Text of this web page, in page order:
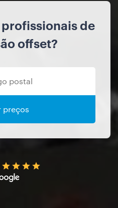
de
offset?
preços